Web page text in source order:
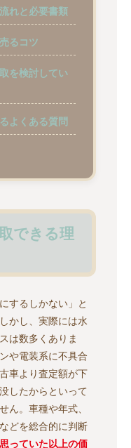
れと必要書類
るコツ
を検討してい
よくある質問
できる理
するしかない」と
かし、実際には水
は数多くありま
や電装系に不具合
車より査定額が下
したからといって
ん。車種や年式、
どを総合的に判断
思っていた以上の価